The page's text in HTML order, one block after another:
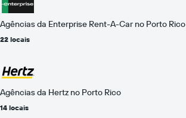
Agências da Enterprise Rent-A-Car no Porto Rico
22 locais
Agências da Hertz no Porto Rico
14 locais